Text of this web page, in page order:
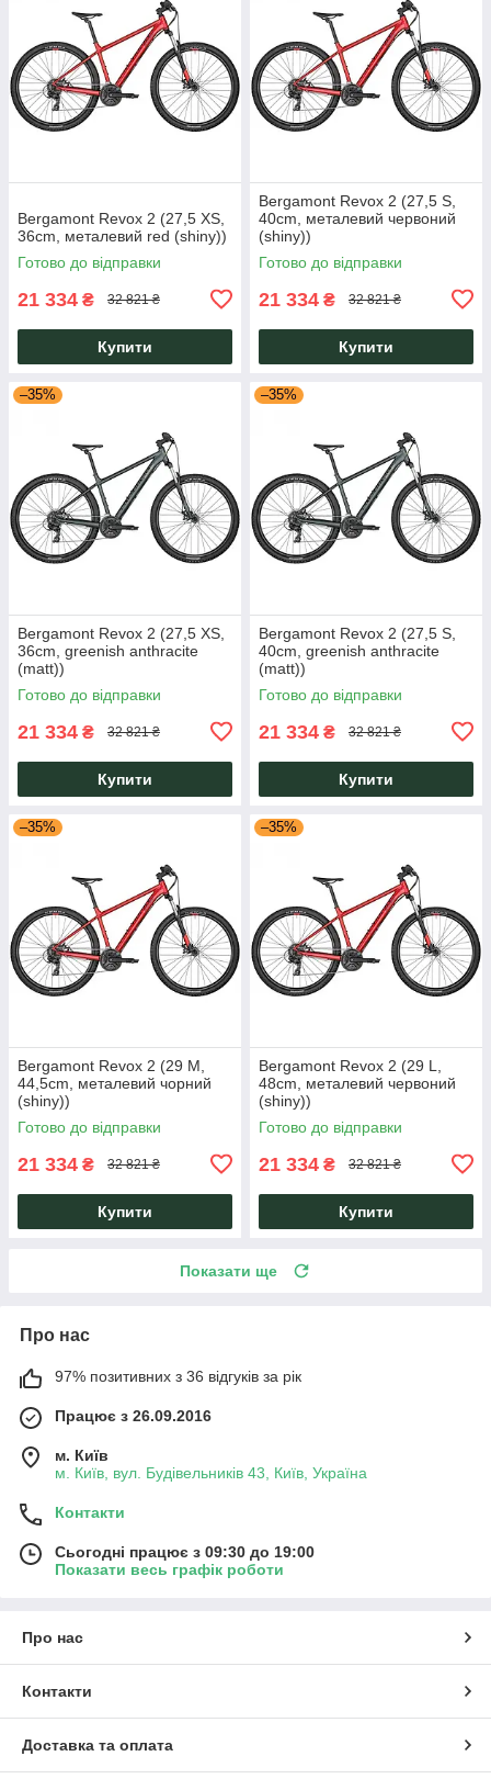
Bergamont Revox 2 (27,5 XS,
36cm, металевий red (shiny))
Готово до відправки
21 334 ₴ 32 821 ₴
Купити
Bergamont Revox 2 (27,5 S,
40cm, металевий червоний
(shiny))
Готово до відправки
21 334 ₴ 32 821 ₴
Купити
–35%
Bergamont Revox 2 (27,5 XS,
36cm, greenish anthracite
(matt))
Готово до відправки
21 334 ₴ 32 821 ₴
Купити
–35%
Bergamont Revox 2 (27,5 S,
40cm, greenish anthracite
(matt))
Готово до відправки
21 334 ₴ 32 821 ₴
Купити
–35%
Bergamont Revox 2 (29 M,
44,5cm, металевий чорний
(shiny))
Готово до відправки
21 334 ₴ 32 821 ₴
Купити
–35%
Bergamont Revox 2 (29 L,
48cm, металевий червоний
(shiny))
Готово до відправки
21 334 ₴ 32 821 ₴
Купити
Показати ще
Про нас
97% позитивних з 36 відгуків за рік
Працює з 26.09.2016
м. Київ
м. Київ, вул. Будівельників 43, Київ, Україна
Контакти
Сьогодні працює з 09:30 до 19:00
Показати весь графік роботи
Про нас
Контакти
Доставка та оплата